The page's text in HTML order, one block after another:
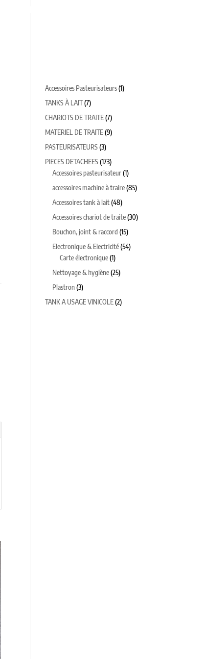
CHAUDRONNERIE SUR MESURE
Accessoires Pasteurisateurs 11
TANKS À LAIT 77
produits
CHARIOTS DE TRAITE 77
produits
MATERIEL DE TRAITE 99
PASTEURISATEURS 33
produits
PIECES DETACHEES 173173
produits
Accessoires pasteurisateur 11
produit
accessoires machine à traire 8585
Accessoires tank à lait 4848
produits
Accessoires chariot de traite 3030
Bouchon, joint & raccord 1515
produits
Electronique & Electricité 5454
Carte électronique 11
produit
Nettoyage & hygiène 2525
Plastron 33
produits
TANK A USAGE VINICOLE 22